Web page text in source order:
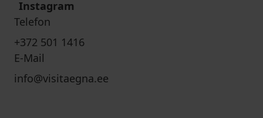
Instagram
Telefon
+372 501 1416
E-Mail
info@visitaegna.ee